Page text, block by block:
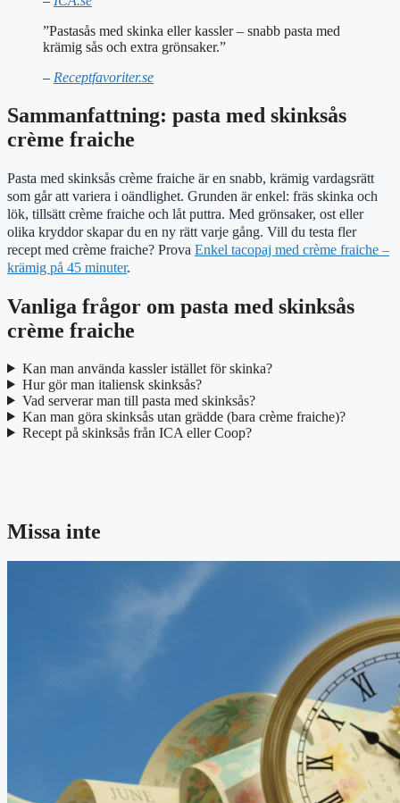
”Pastasås med skinka eller kassler – snabb pasta med
krämig sås och extra grönsaker.”
– Receptfavoriter.se
Sammanfattning: pasta med skinksås
crème fraiche
Pasta med skinksås crème fraiche är en snabb, krämig vardagsrätt
som går att variera i oändlighet. Grunden är enkel: fräs skinka och
lök, tillsätt crème fraiche och låt puttra. Med grönsaker, ost eller
olika kryddor skapar du en ny rätt varje gång. Vill du testa fler
recept med crème fraiche? Prova Enkel tacopaj med crème fraiche –
krämig på 45 minuter.
Vanliga frågor om pasta med skinksås
crème fraiche
Kan man använda kassler istället för skinka?
Hur gör man italiensk skinksås?
Vad serverar man till pasta med skinksås?
Kan man göra skinksås utan grädde (bara crème fraiche)?
Recept på skinksås från ICA eller Coop?
Missa inte